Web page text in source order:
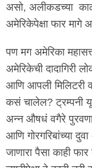
असो, अलीकडच्या
अमेरिकेपेक्षा फार मागे
पण मग अमेरिका
अमेरिकेची दादागिरी
आणि आपली मिलिटरी
कसं चालेल? ट्रम्पनी
अन्न औषधं वगैरे
आणि गोरगरिबांच्या
जाणारा पैसा काही